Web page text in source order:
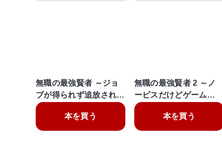
無職の最強賢者 ～ジョ
ブが得られず追放され…
本を買う
無職の最強賢者 2 ～ノ
ービスだけどゲーム…
本を買う